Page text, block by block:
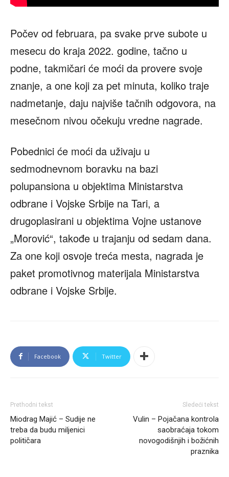
Počev od februara, pa svake prve subote u
mesecu do kraja 2022. godine, tačno u
podne, takmičari će moći da provere svoje
znanje, a one koji za pet minuta, koliko traje
nadmetanje, daju najviše tačnih odgovora, na
mesečnom nivou očekuju vredne nagrade.
Pobednici će moći da uživaju u
sedmodnevnom boravku na bazi
polupansiona u objektima Ministarstva
odbrane i Vojske Srbije na Tari, a
drugoplasirani u objektima Vojne ustanove
„Morović“, takođe u trajanju od sedam dana.
Za one koji osvoje treća mesta, nagrada je
paket promotivnog materijala Ministarstva
odbrane i Vojske Srbije.
Facebook Twitter
Prethodni tekst
Miodrag Majić – Sudije ne
treba da budu miljenici
političara
Sledeći tekst
Vulin – Pojačana kontrola
saobraćaja tokom
novogodišnjih i božićnih
praznika